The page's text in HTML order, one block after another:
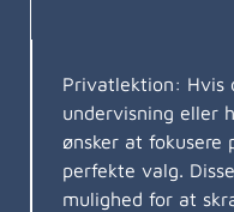
Privatlektion:
undervisning eller
ønsker at
perfekte valg.
mulighed for at